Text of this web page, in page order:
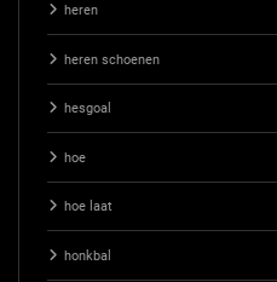
heren
heren schoenen
hesgoal
hoe
hoe laat
honkbal